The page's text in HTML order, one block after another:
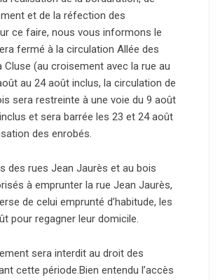
et de la réfection des
ce faire, nous vous informons le
fermé à la circulation Allée des
Cluse (au croisement avec la rue au
au 24 août inclus, la circulation de
sera restreinte à une voie du 9 août
et sera barrée les 23 et 24 août
des enrobés.
des rues Jean Jaurès et au bois
à emprunter la rue Jean Jaurès,
de celui emprunté d’habitude, les
pour regagner leur domicile.
sera interdit au droit des
cette période.Bien entendu l’accès